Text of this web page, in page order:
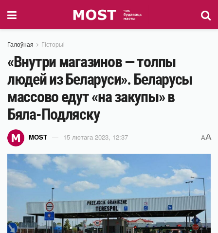
Галоўная Гісторыі
«Внутри магазинов — толпы
людей из Беларуси». Беларусы
массово едут «на закупы» в
Бяла-Подляску
MOST 15 лютага 2023, 12:37 AA